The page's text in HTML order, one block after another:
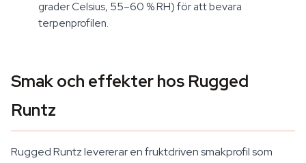
grader Celsius, 55–60 % RH) för att bevara
terpenprofilen.
Smak och effekter hos Rugged
Runtz
Rugged Runtz levererar en fruktdriven smakprofil som